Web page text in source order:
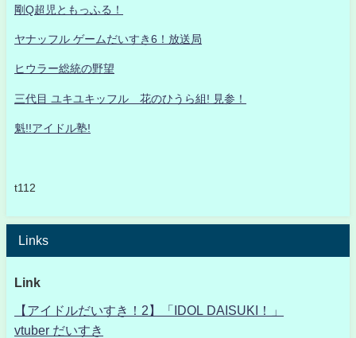
剛Q超児ともっふる！
ヤナッフル ゲームだいすき6！放送局
ヒウラー総統の野望
三代目 ユキユキッフル 花のひうら組! 見参！
魁!!アイドル塾!
t112
Links
Link
【アイドルだいすき！2】「IDOL DAISUKI！」
vtuber だいすき